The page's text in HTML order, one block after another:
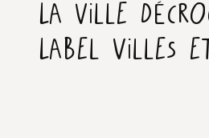
La ville
Label Villes